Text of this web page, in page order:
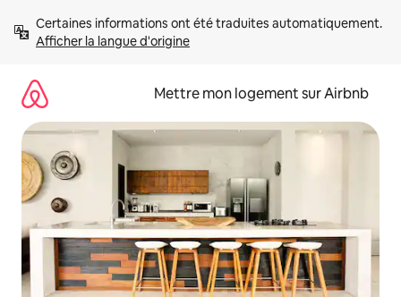
directement
Afficher la langue d'origine
Mettre mon logement sur Airbnb